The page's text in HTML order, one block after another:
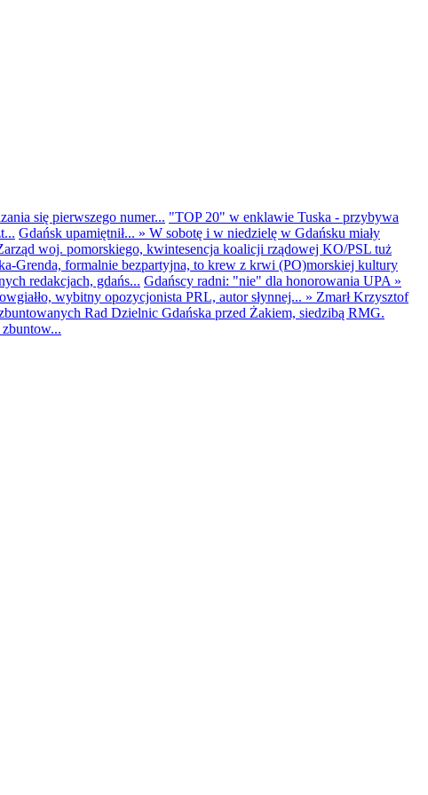
się pierwszego numer... "TOP 20" w enklawie Tuska - przybywa
Gdańsk upamiętnił... » W sobotę i w niedzielę w Gdańsku miały
woj. pomorskiego, kwintesencja koalicji rządowej KO/PSL tuż
Grenda, formalnie bezpartyjna, to krew z krwi (PO)morskiej kultury
redakcjach, gdańs... Gdańscy radni: "nie" dla honorowania UPA »
wybitny opozycjonista PRL, autor słynnej... » Zmarł Krzysztof
Rad Dzielnic Gdańska przed Żakiem, siedzibą RMG.